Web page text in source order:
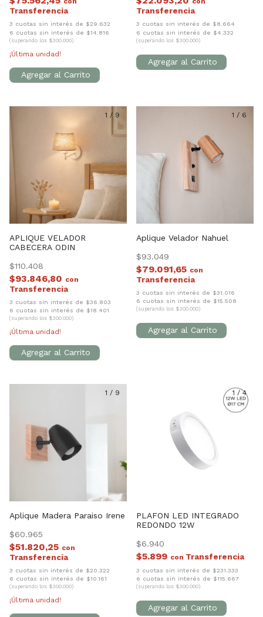
3 cuotas sin interés de $29.632
6 cuotas sin interés de $14.816
(superando los $300.000)
¡Última unidad!
3 cuotas sin interés de $8.664
6 cuotas sin interés de $4.332
(superando los $300.000)
1 / 9
APLIQUE VELADOR
CABECERA ODIN
$110.408
$93.846,80 con
3 cuotas sin interés de $36.803
6 cuotas sin interés de $18.401
(superando los $300.000)
¡Última unidad!
1 / 6
Aplique Velador Nahuel
$93.049
$79.091,65 con
3 cuotas sin interés de $31.016
6 cuotas sin interés de $15.508
(superando los $300.000)
1 / 9
Aplique Madera Paraiso Irene
$60.965
$51.820,25 con
3 cuotas sin interés de $20.322
6 cuotas sin interés de $10.161
(superando los $300.000)
¡Última unidad!
1 /4
PLAFON LED INTEGRADO
REDONDO 12W
$6.940
$5.899 con
3 cuotas sin interés de $231.333
6 cuotas sin interés de $115.667
(superando los $300.000)